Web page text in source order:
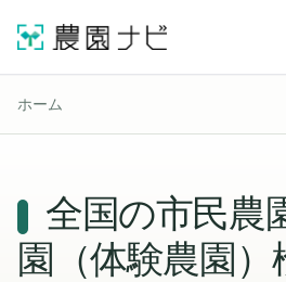
ホーム
全国の市民農
園（体験農園）